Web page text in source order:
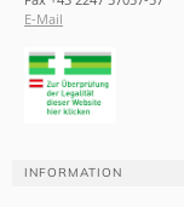
E-Mail
INFORMATION